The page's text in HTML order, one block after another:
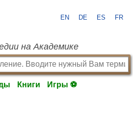
EN DE ES FR
на Академике
Книги Игры ⚽